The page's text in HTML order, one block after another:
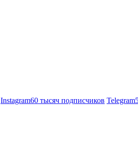
Instagram60 тысяч подписчиков Telegram